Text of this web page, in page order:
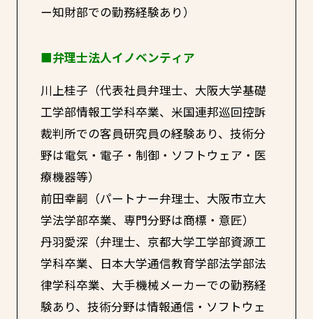
ー知財部での勤務経験あり）
■弁理士法人イノベンティア
川上桂子（代表社員弁理士、大阪大学基礎
工学部情報工学科卒業、米国連邦巡回控訴
裁判所での客員研究員の経験あり、技術分
野は電気・電子・制御・ソフトウェア・医
療機器等）
前田幸嗣（パートナー弁理士、大阪市立大
学法学部卒業、専門分野は商標・意匠）
丹羽愛深（弁理士、京都大学工学部資源工
学科卒業、日本大学通信教育学部法学部法
律学科卒業、大手機械メーカーでの勤務経
験あり、技術分野は情報通信・ソフトウェ